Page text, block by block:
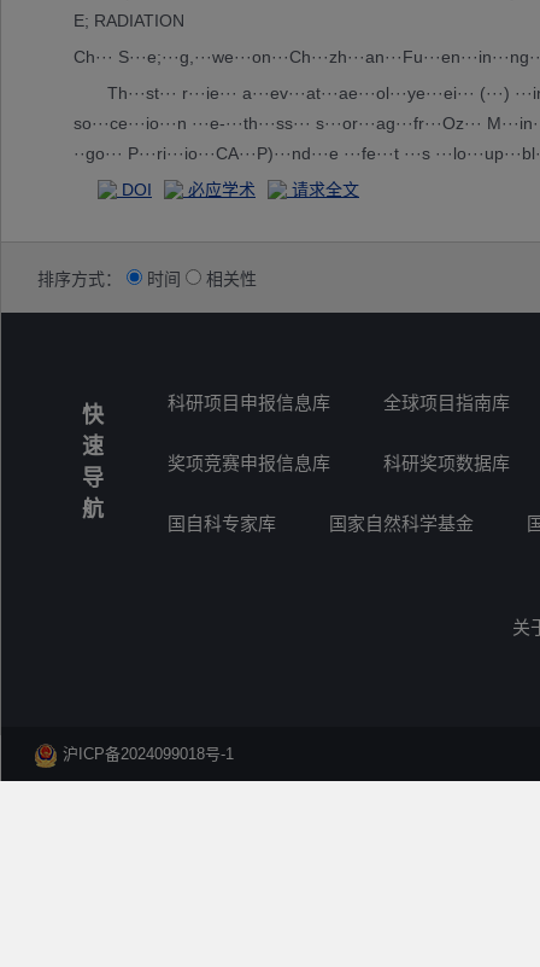
E; RADIATION
Ch···
Th···st··· r···ie··· a···ev···at···ae···ol···ye···ei··· (···)
so···ce···io···n ···e-···th···ss··· s···or···ag···fr···Oz···
··go··· P···ri···io···CA···P)···nd···e ···fe···t ···s
··na···tm···he··· s···ct··· u···g ···
h···su··· f··· p···io···st···es···om···is··· w···
·· w··· t···e ···su··· b···AL···,
DOI 必应学术 请求全文
排序方式： 时间 相关性
快
速
导
航
科研项目申报信息库 全球项目指南库
奖项竞赛申报信息库 科研奖项数据库
国自科专家库 国家自然科学基金
关
沪ICP备2024099018号-1